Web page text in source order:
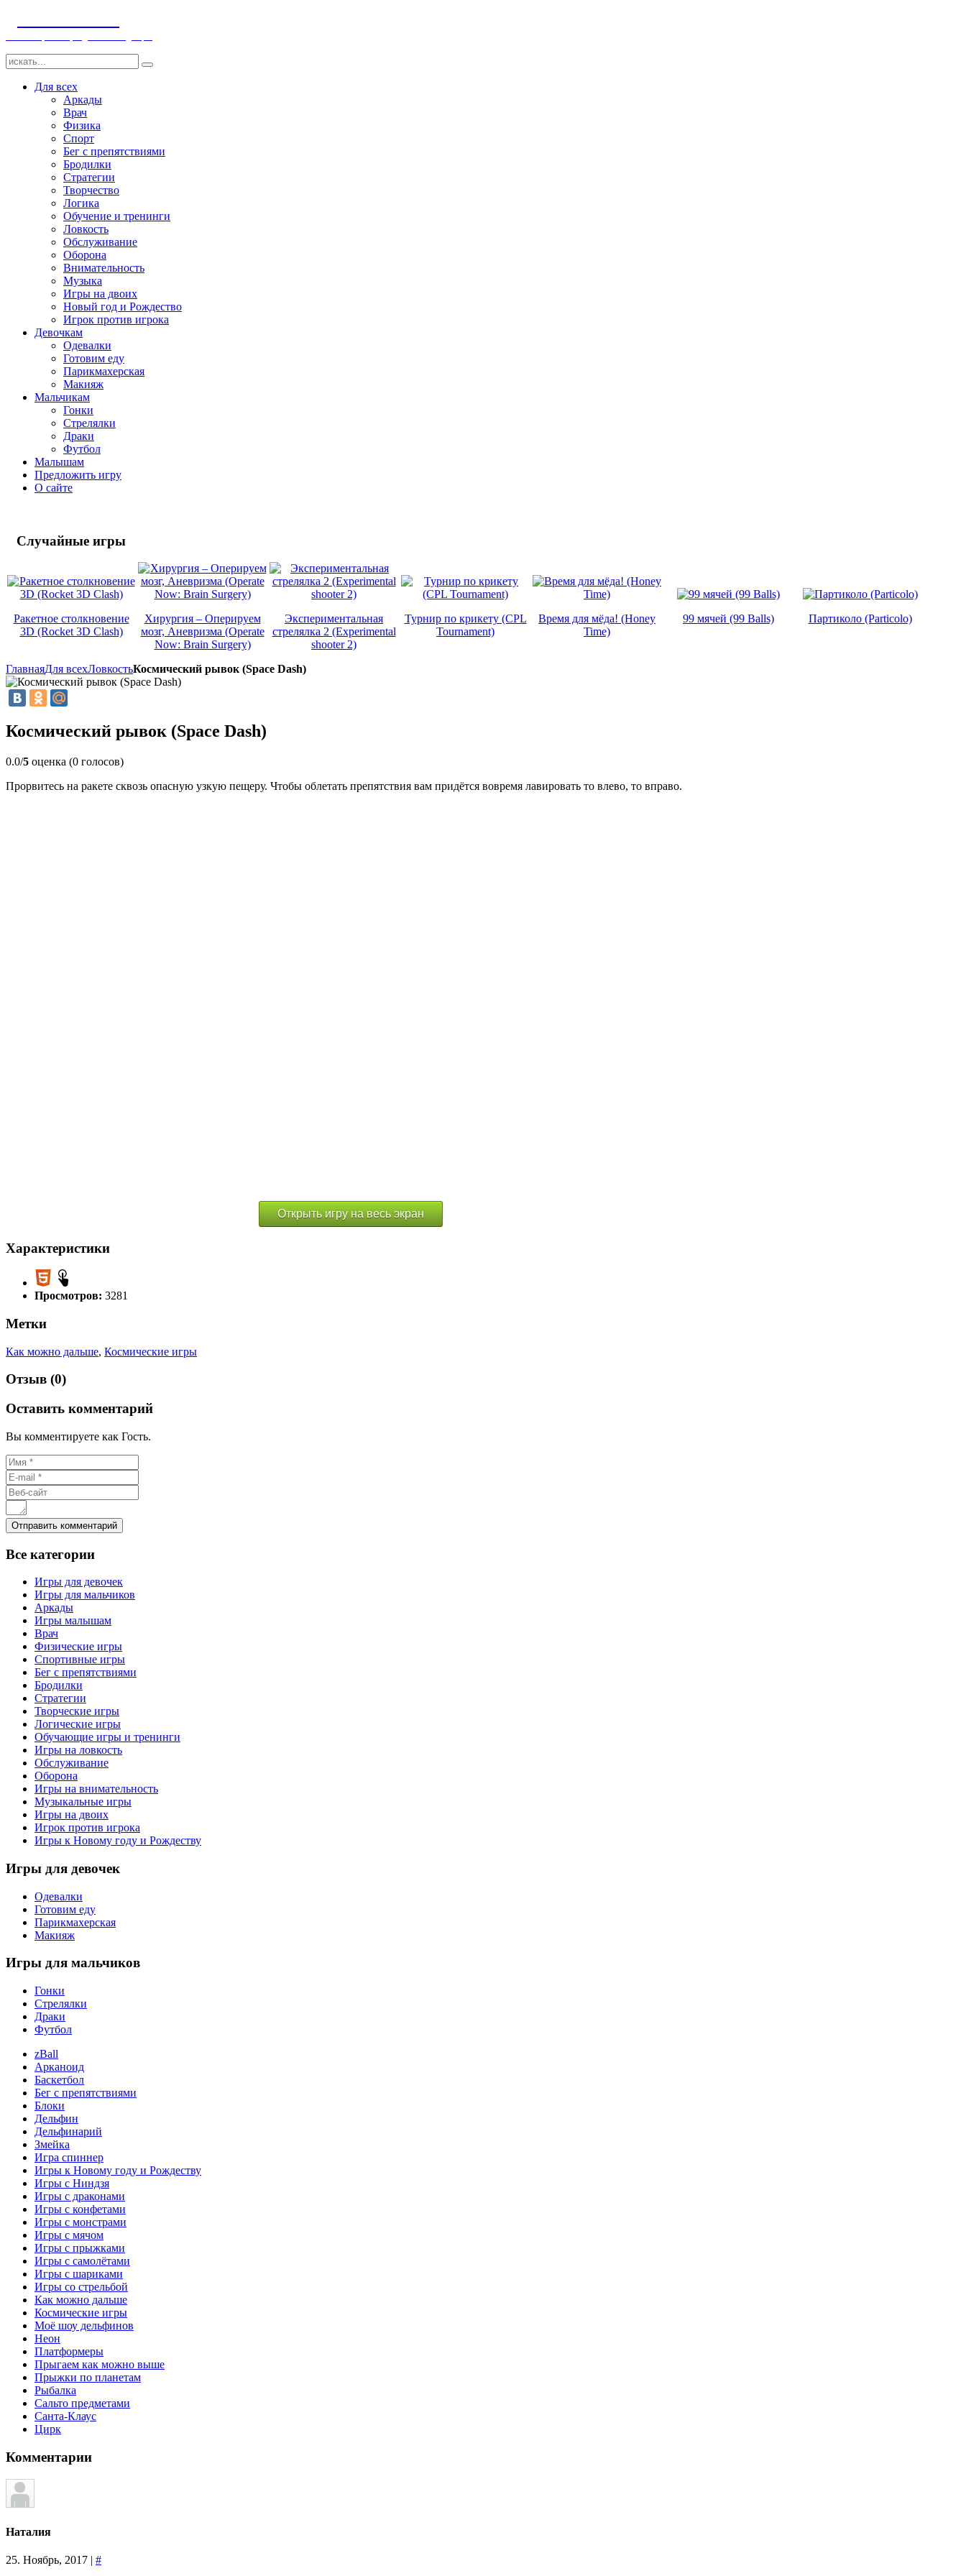
Для всех
Аркады
Врач
Физика
Спорт
Бег с препятствиями
Бродилки
Стратегии
Творчество
Логика
Обучение и тренинги
Ловкость
Обслуживание
Оборона
Внимательность
Музыка
Игры на двоих
Новый год и Рождество
Игрок против игрока
Девочкам
Одевалки
Готовим еду
Парикмахерская
Макияж
Мальчикам
Гонки
Стрелялки
Драки
Футбол
Малышам
Предложить игру
О сайте
Случайные игры
Ракетное столкновение
3D (Rocket 3D Clash)
Хирургия – Оперируем
мозг, Аневризма (Operate
Now: Brain Surgery)
Экспериментальная
стрелялка 2 (Experimental
shooter 2)
Турнир по крикету (CPL
Tournament)
Время для мёда! (Honey
Time)
99 мячей (99 Balls) Партиколо (Particolo)
ГлавнаяДля всехЛовкостьКосмический рывок (Space Dash)
Космический рывок (Space Dash)
0.0/5 оценка (0 голосов)
Прорвитесь на ракете сквозь опасную узкую пещеру. Чтобы облетать препятствия вам придётся вовремя лавировать то влево, то вправо.
Открыть игру на весь экран
Характеристики
Просмотров: 3281
Метки
Как можно дальше, Космические игры
Отзыв (0)
Оставить комментарий
Вы комментируете как Гость.
Все категории
Игры для девочек
Игры для мальчиков
Аркады
Игры малышам
Врач
Физические игры
Спортивные игры
Бег с препятствиями
Бродилки
Стратегии
Творческие игры
Логические игры
Обучающие игры и тренинги
Игры на ловкость
Обслуживание
Оборона
Игры на внимательность
Музыкальные игры
Игры на двоих
Игрок против игрока
Игры к Новому году и Рождеству
Игры для девочек
Одевалки
Готовим еду
Парикмахерская
Макияж
Игры для мальчиков
Гонки
Стрелялки
Драки
Футбол
zBall
Арканоид
Баскетбол
Бег с препятствиями
Блоки
Дельфин
Дельфинарий
Змейка
Игра спиннер
Игры к Новому году и Рождеству
Игры с Ниндзя
Игры с драконами
Игры с конфетами
Игры с монстрами
Игры с мячом
Игры с прыжками
Игры с самолётами
Игры с шариками
Игры со стрельбой
Как можно дальше
Космические игры
Моё шоу дельфинов
Неон
Платформеры
Прыгаем как можно выше
Прыжки по планетам
Рыбалка
Сальто предметами
Санта-Клаус
Цирк
Комментарии
Наталия
25. Ноябрь, 2017 | #